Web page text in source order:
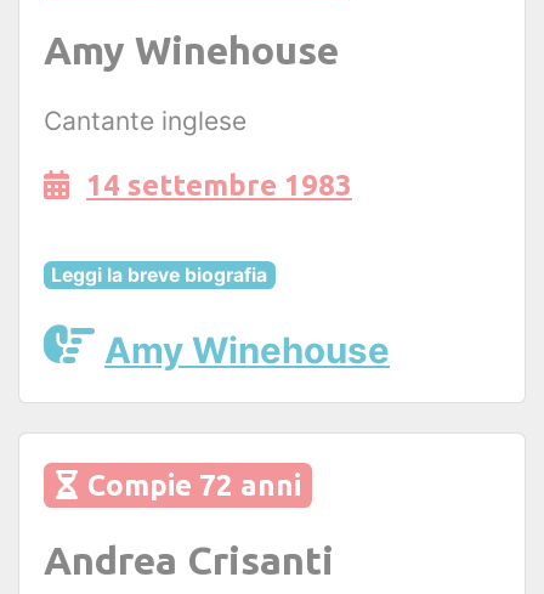
Amy Winehouse
Cantante inglese
14 settembre 1983
Leggi la breve biografia
Amy Winehouse
Compie 72 anni
Andrea Crisanti